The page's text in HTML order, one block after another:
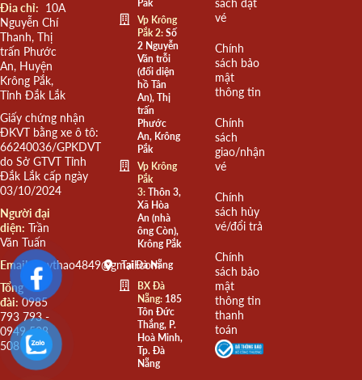
Đia chỉ: 10A
Nguyễn Chí
Thanh, Thị
trấn Phước
An, Huyện
Krông Pắk,
Tỉnh Đắk Lắk
Giấy chứng nhận
ĐKVT bằng xe ô tô:
66240036/GPKDVT
do Sở GTVT Tỉnh
Đắk Lắk cấp ngày
03/10/2024
Người đại
diện: Trần
Văn Tuấn
Email: quythao4849@gmail.com
Tổng
đài: 0985
793 793 -
0949 508
508
Pắk
Vp Krông
Pắk 2:Số
2 Nguyễn
Văn trỗi
(đối diện
hồ Tân
An), Thị
trấn
Phước
An, Krông
Pắk
Vp Krông
Pắk
3:Thôn 3,
Xã Hòa
An (nhà
ông Còn),
Krông Pắk
Tại Đà Nẵng
BX Đà
Nẵng:185
Tôn Đức
Thắng, P.
Hoà Minh,
Tp. Đà
Nẵng
sách đặt
vé
Chính
sách bảo
mật
thông tin
Chính
sách
giao/nhận
vé
Chính
sách hủy
vé/đổi trả
Chính
sách bảo
mật
thông tin
thanh
toán